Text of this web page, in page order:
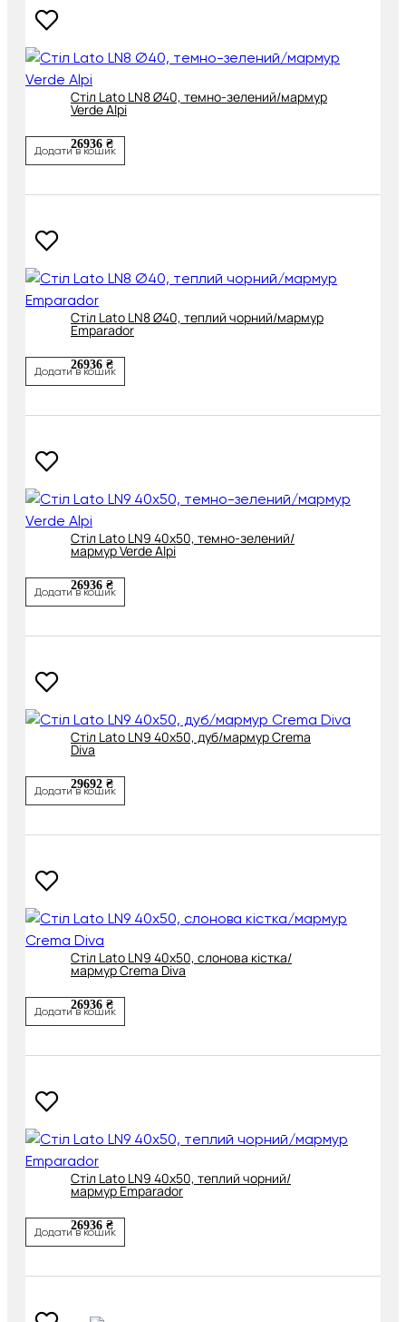
Cтіл Lato LN8 Ø40, темно-зелений/мармур
Verde Alpi
26936 ₴
Додати в кошик
Cтіл Lato LN8 Ø40, теплий чорний/мармур
Emparador
26936 ₴
Додати в кошик
Cтіл Lato LN9 40x50, темно-зелений/
мармур Verde Alpi
26936 ₴
Додати в кошик
Cтіл Lato LN9 40х50, дуб/мармур Crema
Diva
29692 ₴
Додати в кошик
Cтіл Lato LN9 40х50, слонова кістка/
мармур Crema Diva
26936 ₴
Додати в кошик
Cтіл Lato LN9 40х50, теплий чорний/
мармур Emparador
26936 ₴
Додати в кошик